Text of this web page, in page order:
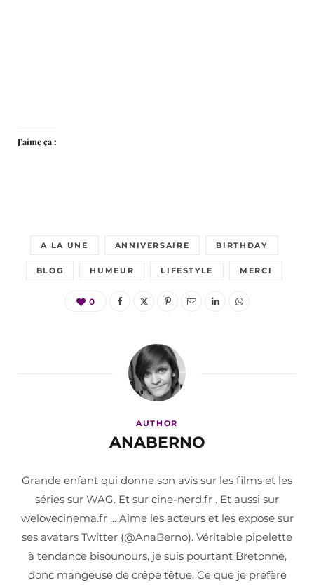
J’aime ça :
A LA UNE ANNIVERSAIRE BIRTHDAY
BLOG HUMEUR LIFESTYLE MERCI
0
AUTHOR
ANABERNO
Grande enfant qui donne son avis sur les films et les
séries sur WAG. Et sur cine-nerd.fr . Et aussi sur
welovecinema.fr ... Aime les acteurs et les expose sur
ses avatars Twitter (@AnaBerno). Véritable pipelette
à tendance bisounours, je suis pourtant Bretonne,
donc mangeuse de crêpe têtue. Ce que je préfère